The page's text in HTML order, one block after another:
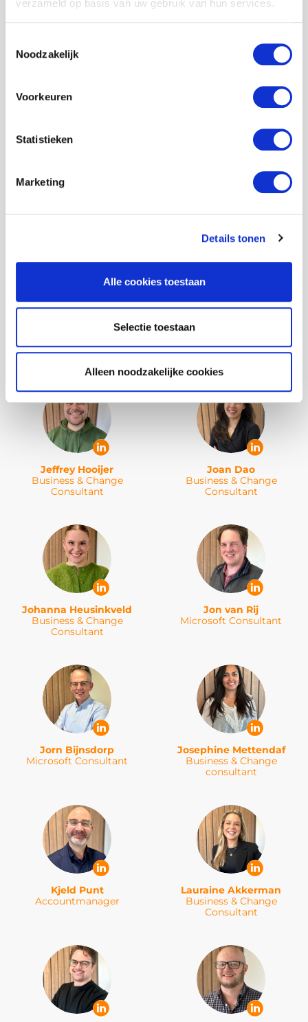
verzameld op basis van uw gebruik van hun services.
Noodzakelijk
Voorkeuren
Statistieken
Marketing
Details tonen
Alle cookies toestaan
Selectie toestaan
Alleen noodzakelijke cookies
Gerard de Bruyn
HCL Consultant
Gonneke Kragt
Business & Change
Hana Pels-Chramostová
Consultant
Harold van de Kamp
Consultant Trainer en
Microsoft Consultant
CEO
Jeffrey Hooijer
Business & Change
Consultant
Joan Dao
Business & Change
Consultant
Johanna Heusinkveld
Business & Change
Consultant
Jon van Rij
Microsoft Consultant
Jorn Bijnsdorp
Microsoft Consultant
Josephine Mettendaf
Business & Change
consultant
Kjeld Punt
Accountmanager
Lauraine Akkerman
Business & Change
Consultant